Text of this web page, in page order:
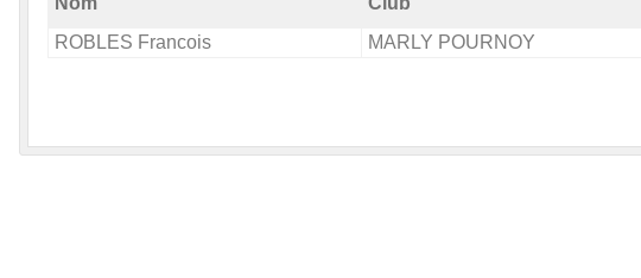
ROBLES Francois
MARLY POURNOY